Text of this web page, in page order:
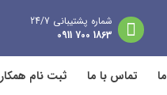
شماره پشتیبانی 24/7
1863 700 0911
تماس با ما ثبت نام همکار